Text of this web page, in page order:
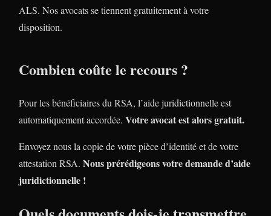
ALS. Nos avocats se tiennent gratuitement à votre
disposition.
Combien coûte le recours ?
Pour les bénéficiaires du RSA, l’aide juridictionnelle est
automatiquement accordée. Votre avocat est alors gratuit.
Envoyez nous la copie de votre pièce d’identité et de votre
attestation RSA. Nous prérédigeons votre demande d’aide
juridictionnelle !